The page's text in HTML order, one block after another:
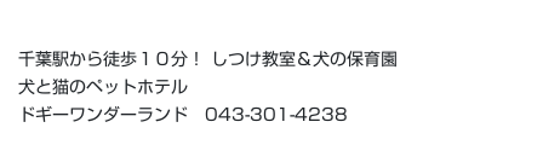
千葉駅から徒歩１０分！ しつけ教室＆犬の保育園
犬と猫のペットホテル
ドギーワンダーランド 043-301-4238